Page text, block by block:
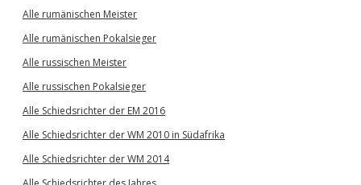
Alle rumänischen Meister
Alle rumänischen Pokalsieger
Alle russischen Meister
Alle russischen Pokalsieger
Alle Schiedsrichter der EM 2016
Alle Schiedsrichter der WM 2010 in Südafrika
Alle Schiedsrichter der WM 2014